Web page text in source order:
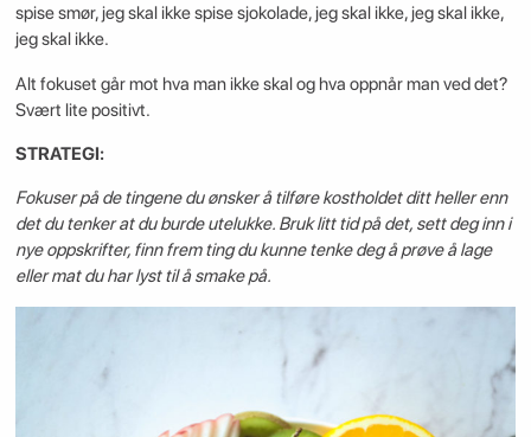
spise smør, jeg skal ikke spise sjokolade, jeg skal ikke, jeg skal ikke,
jeg skal ikke.
Alt fokuset går mot hva man ikke skal og hva oppnår man ved det?
Svært lite positivt.
STRATEGI:
Fokuser på de tingene du ønsker å tilføre kostholdet ditt heller enn
det du tenker at du burde utelukke. Bruk litt tid på det, sett deg inn i
nye oppskrifter, finn frem ting du kunne tenke deg å prøve å lage
eller mat du har lyst til å smake på.